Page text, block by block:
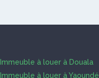
Immeuble à louer à Douala
Immeuble à louer à Yaoundé